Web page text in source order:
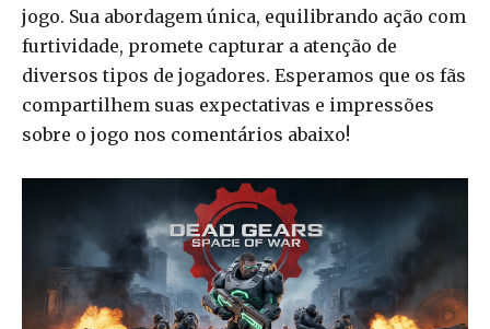
jogo. Sua abordagem única, equilibrando ação com
furtividade, promete capturar a atenção de
diversos tipos de jogadores. Esperamos que os fãs
compartilhem suas expectativas e impressões
sobre o jogo nos comentários abaixo!